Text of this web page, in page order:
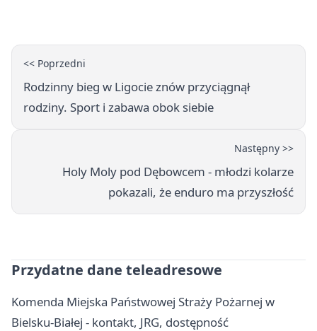
<< Poprzedni
Rodzinny bieg w Ligocie znów przyciągnął
rodziny. Sport i zabawa obok siebie
Następny >>
Holy Moly pod Dębowcem - młodzi kolarze
pokazali, że enduro ma przyszłość
Przydatne dane teleadresowe
Komenda Miejska Państwowej Straży Pożarnej w
Bielsku-Białej - kontakt, JRG, dostępność